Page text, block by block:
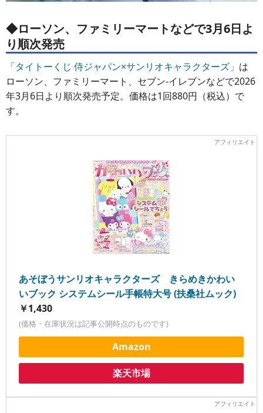
◆ローソン、ファミリーマートなどで3月6日よ
り順次発売
「タイトーくじ 侍ジャパン×サンリオキャラクターズ」 は
ローソン、ファミリーマート、セブン‐イレブンなどで2026
年3月6日より順次発売予定。価格は1回880円（税込）で
す。
あそぼうサンリオキャラクターズ きらめきかわい
いブック システムシール手帳特大号 (扶桑社ムック)
￥1,430
(価格・在庫状況は記事公開時点のものです)
Amazon
楽天市場